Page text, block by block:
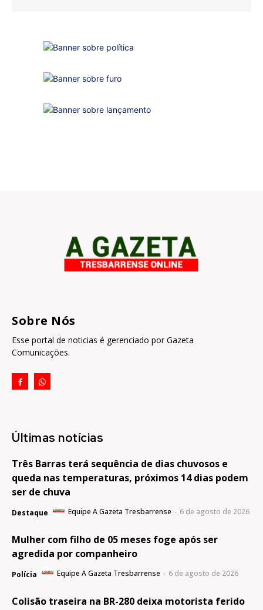
Sobre Nós
Esse portal de noticias é gerenciado por Gazeta
Comunicações.
Últimas notícias
Três Barras terá sequência de dias chuvosos e
queda nas temperaturas, próximos 14 dias podem
ser de chuva
Destaque Equipe A Gazeta Tresbarrense - 6 de agosto de 2026
Mulher com filho de 05 meses foge após ser
agredida por companheiro
Polícia Equipe A Gazeta Tresbarrense - 6 de agosto de 2026
Colisão traseira na BR-280 deixa motorista ferido